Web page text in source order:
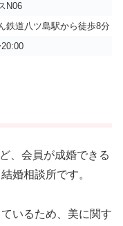
N06
鉄道八ツ島駅から徒歩8分
、会員が成婚できる
婚相談所です。
いるため、美に関す